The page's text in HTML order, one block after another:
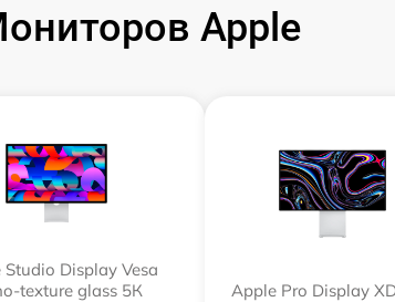
Apple
Display Vesa
texture glass 5К
Apple Pro Display